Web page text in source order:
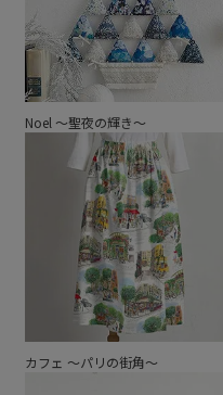
Noel ～聖夜の輝き～
カフェ ～パリの街角～